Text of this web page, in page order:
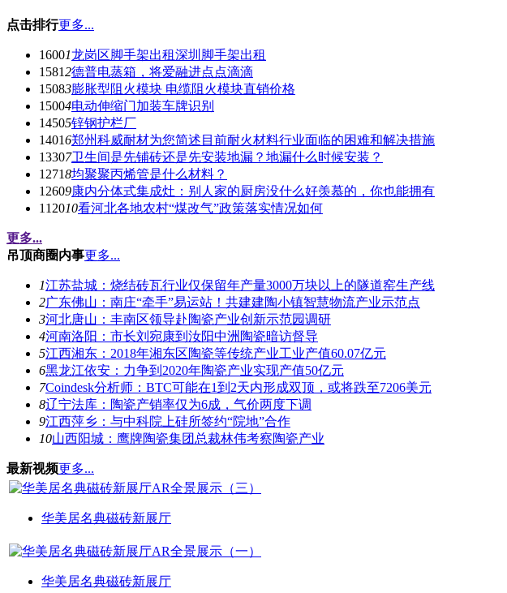
点击排行更多...
16001龙岗区脚手架出租深圳脚手架出租
15812德普电蒸箱，将爱融进点点滴滴
15083膨胀型阻火模块 电缆阻火模块直销价格
15004电动伸缩门加装车牌识别
14505锌钢护栏厂
14016郑州科威耐材为您简述目前耐火材料行业面临的困难和解决措施
13307卫生间是先铺砖还是先安装地漏？地漏什么时候安装？
12718均聚聚丙烯管是什么材料？
12609康内分体式集成灶：别人家的厨房没什么好羡慕的，你也能拥有
112010看河北各地农村“煤改气”政策落实情况如何
更多...
吊顶商圈内事更多...
1江苏盐城：烧结砖瓦行业仅保留年产量3000万块以上的隧道窑生产线
2广东佛山：南庄“牵手”易运站！共建建陶小镇智慧物流产业示范点
3河北唐山：丰南区领导赴陶瓷产业创新示范园调研
4河南洛阳：市长刘宛康到汝阳中洲陶瓷暗访督导
5江西湘东：2018年湘东区陶瓷等传统产业工业产值60.07亿元
6黑龙江依安：力争到2020年陶瓷产业实现产值50亿元
7Coindesk分析师：BTC可能在1到2天内形成双顶，或将跌至7206美元
8辽宁法库：陶瓷产销率仅为6成，气价两度下调
9江西萍乡：与中科院上硅所签约“院地”合作
10山西阳城：鹰牌陶瓷集团总裁林伟考察陶瓷产业
最新视频更多...
华美居名典磁砖新展厅
华美居名典磁砖新展厅